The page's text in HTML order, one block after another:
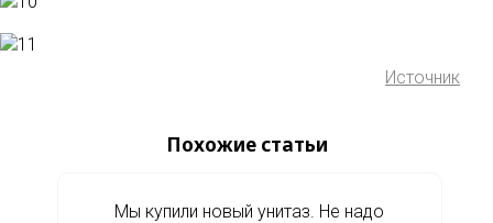
Источник
Похожие статьи
Мы купили новый унитаз. Не надо